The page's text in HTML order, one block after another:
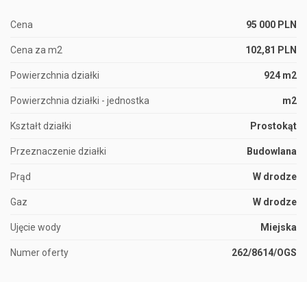
Cena 95 000 PLN
Cena za m2 102,81 PLN
Powierzchnia działki 924 m2
Powierzchnia działki - jednostka m2
Kształt działki Prostokąt
Przeznaczenie działki Budowlana
Prąd W drodze
Gaz W drodze
Ujęcie wody Miejska
Numer oferty 262/8614/OGS